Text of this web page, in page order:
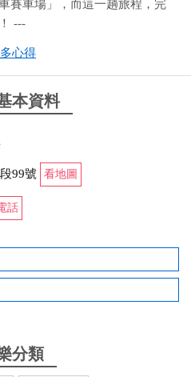
賽車場」，而這一趟旅程，完
---
21:44:00
道設定有趣，員工時時盯著客
選擇，不錯玩，價格部分就自
18:01:42
心得
本資料
99號 看地圖
話
分類